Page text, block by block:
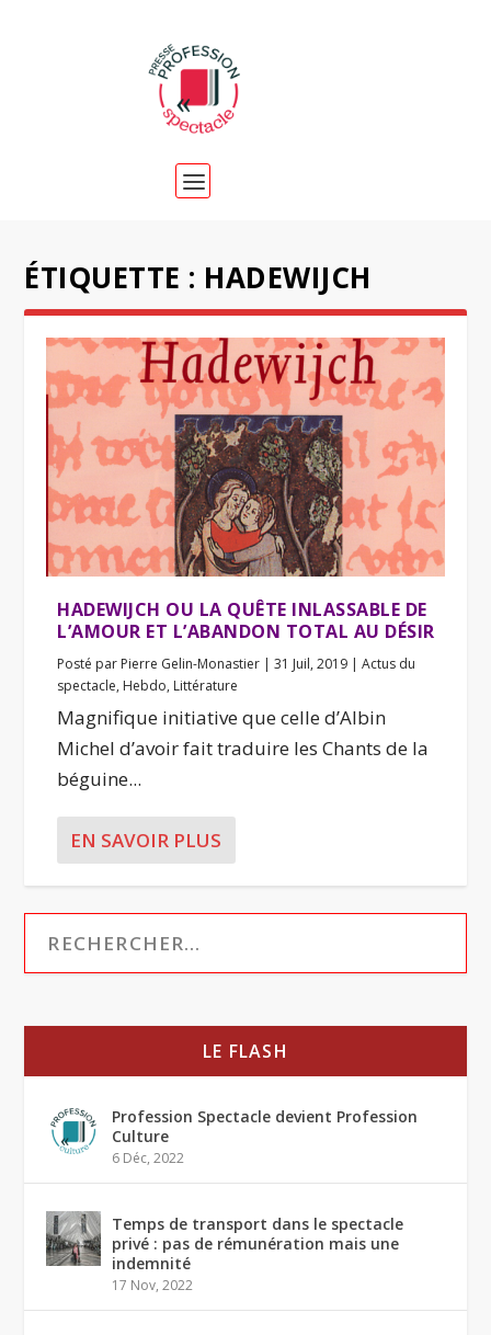
ÉTIQUETTE : HADEWIJCH
HADEWIJCH OU LA QUÊTE INLASSABLE DE
L’AMOUR ET L’ABANDON TOTAL AU DÉSIR
Posté par Pierre Gelin-Monastier |31 Juil, 2019 |Actus du
spectacle, Hebdo, Littérature
Magnifique initiative que celle d’Albin
Michel d’avoir fait traduire les Chants de la
béguine...
EN SAVOIR PLUS
LE FLASH
Profession Spectacle devient Profession
Culture
6 Déc, 2022
Temps de transport dans le spectacle
privé : pas de rémunération mais une
indemnité
17 Nov, 2022